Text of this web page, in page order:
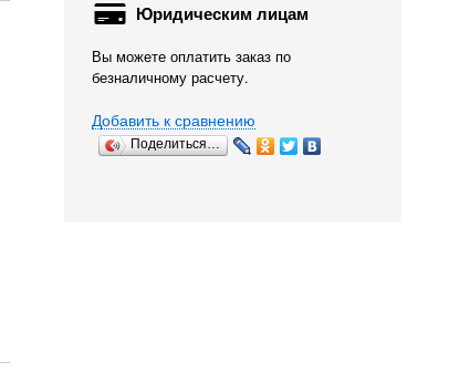
Юридическим лицам
Вы можете оплатить заказ по
безналичному расчету.
Добавить к сравнению
Поделиться…